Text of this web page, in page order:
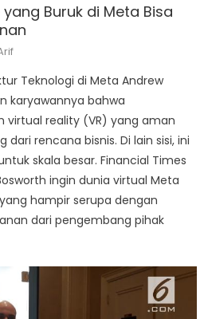
Buruk di Meta Bisa
Teknologi di Meta Andrew
karyawannya bahwa
reality (VR) yang aman
rencana bisnis. Di lain sisi, ini
skala besar. Financial Times
ingin dunia virtual Meta
hampir serupa dengan
dari pengembang pihak